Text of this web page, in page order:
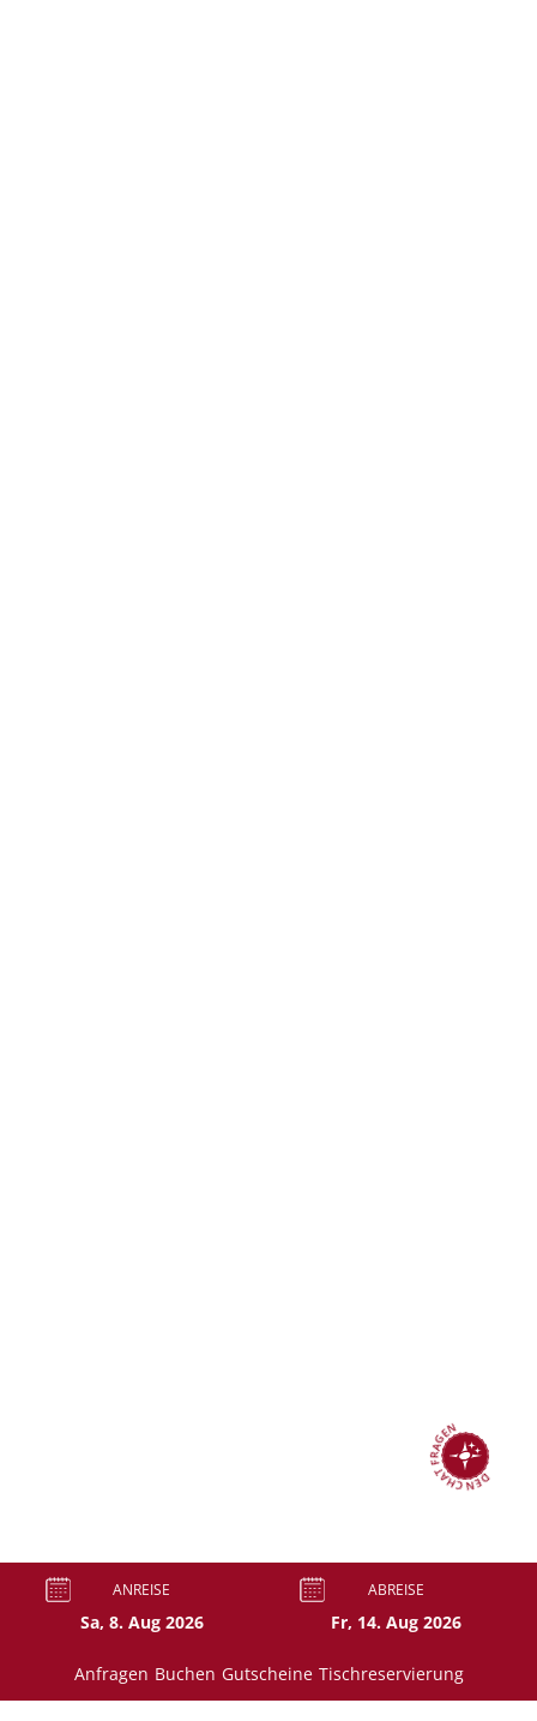
ANREISE ABREISE
Anfragen Buchen Gutscheine Tischreservierung
DEN CHAT FRAGEN